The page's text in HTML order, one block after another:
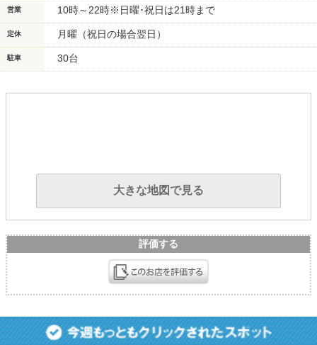
営業 10時～22時※日曜･祝日は21時まで
定休 月曜（祝日の場合翌日）
駐車 30台
大きな地図で見る
評価する